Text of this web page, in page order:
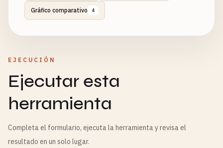
Gráfico comparativo 4
EJECUCIÓN
Ejecutar esta
herramienta
Completa el formulario, ejecuta la herramienta y revisa el
resultado en un solo lugar.